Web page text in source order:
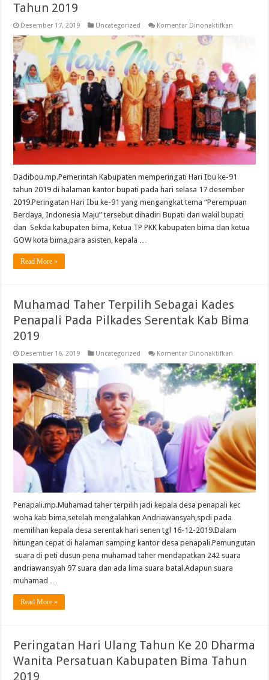
Tahun 2019
Desember 17, 2019 Uncategorized Komentar Dinonaktifkan
Ibu
Ke
91
Tahun
2019
Dadibou.mp.Pemerintah Kabupaten memperingati Hari Ibu ke-91
tahun 2019 di halaman kantor bupati pada hari selasa 17 desember
2019.Peringatan Hari Ibu ke-91 yang mengangkat tema “Perempuan
Berdaya, Indonesia Maju” tersebut dihadiri Bupati dan wakil bupati
dan Sekda kabupaten bima, Ketua TP PKK kabupaten bima dan ketua
GOW kota bima,para asisten, kepala …
Read More »
Muhamad Taher Terpilih Sebagai Kades
Penapali Pada Pilkades Serentak Kab Bima
2019
Desember 16, 2019 Uncategorized Komentar Dinonaktifkan
Taher
Terpilih
Sebagai
Kades
Penapali
Pada
Pilkades
Serentak
Kab
Bima
2019
Penapali.mp.Muhamad taher terpilih jadi kepala desa penapali kec
woha kab bima,setelah mengalahkan Andriawansyah,spdi pada
memilihan kepala desa serentak hari senen tgl 16-12-2019.Dalam
hitungan cepat di halaman samping kantor desa penapali.Pemungutan
suara di peti dusun pena muhamad taher mendapatkan 242 suara
andriawansyah 97 suara dan ada lima suara batal.Adapun suara
muhamad …
Read More »
Peringatan Hari Ulang Tahun Ke 20 Dharma
Wanita Persatuan Kabupaten Bima Tahun
2019